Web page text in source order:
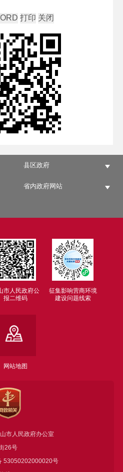
县区政府
省内政府网站
市人民政府公
报二维码
征集影响营商环境
建设问题线索
网站地图
市人民政府办公室
26号
53050202000020号